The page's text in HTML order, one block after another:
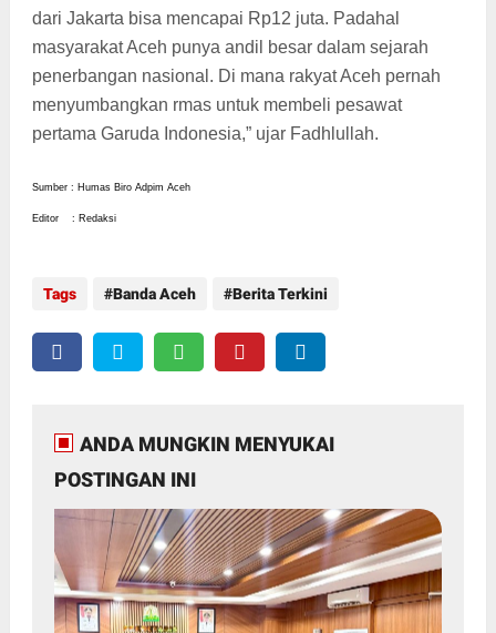
dari Jakarta bisa mencapai Rp12 juta. Padahal
masyarakat Aceh punya andil besar dalam sejarah
penerbangan nasional. Di mana rakyat Aceh pernah
menyumbangkan rmas untuk membeli pesawat
pertama Garuda Indonesia,” ujar Fadhlullah.
Sumber : Humas Biro Adpim Aceh
Editor : Redaksi
Tags Banda Aceh Berita Terkini
ANDA MUNGKIN MENYUKAI
POSTINGAN INI